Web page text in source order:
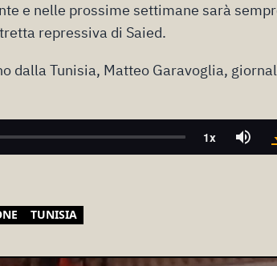
e nelle prossime settimane sarà
repressiva di Saied.
dalla Tunisia, Matteo Garavoglia,
TUNISIA